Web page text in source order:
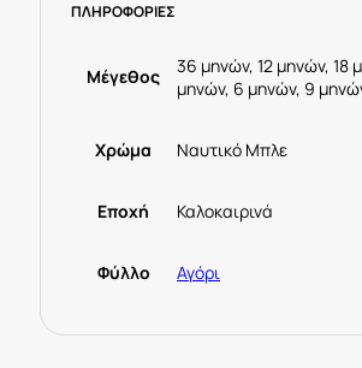
Ναυτικό
ποσότητα
ΠΛΗΡΟΦΟΡΙΕΣ
Μέγεθος
36 μηνών, 12 μηνών, 18
μηνών, 6 μηνών, 9
Χρώμα Ναυτικό Μπλε
Εποχή Καλοκαιρινά
Φύλλο Αγόρι